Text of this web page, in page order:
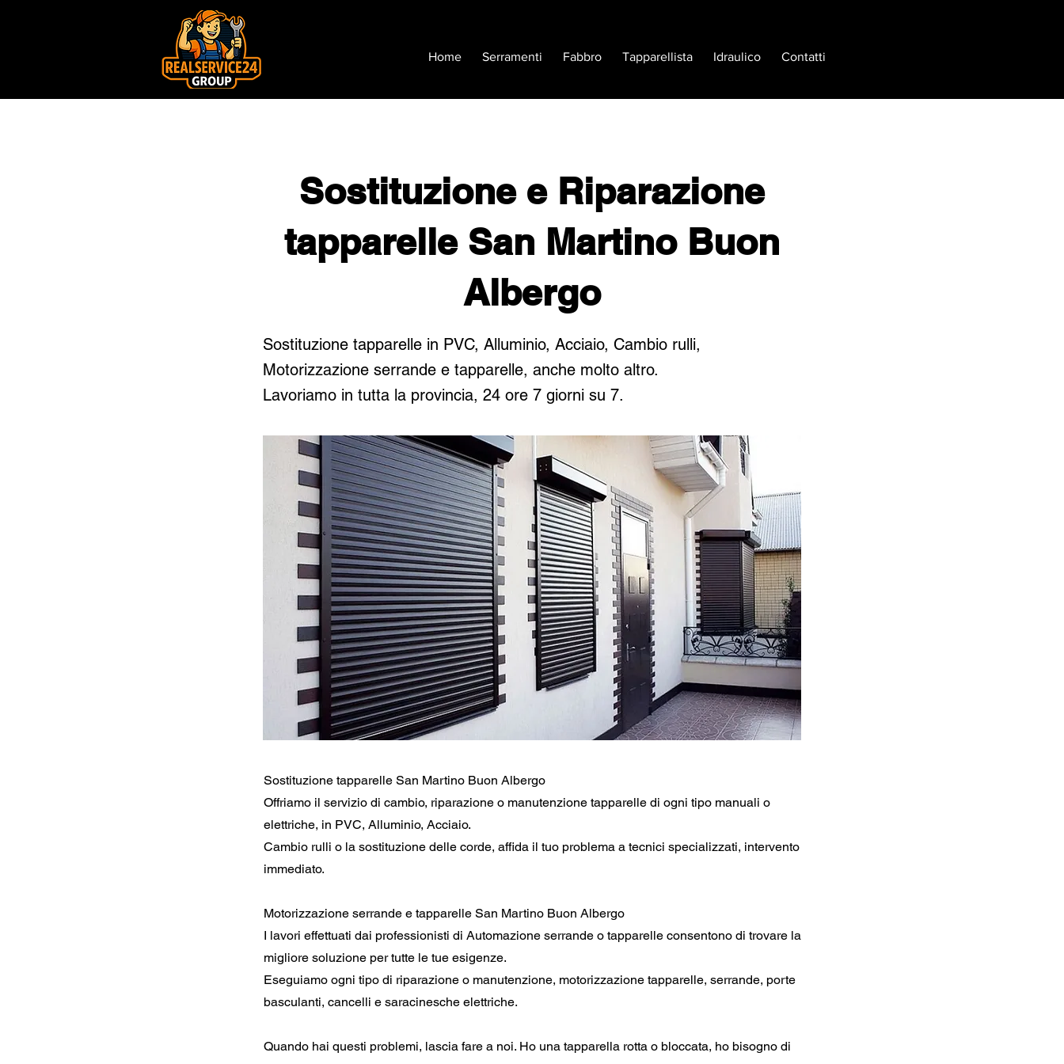
Home Serramenti Fabbro Tapparellista Idraulico Contatti
Sostituzione e Riparazione
tapparelle San Martino Buon
Albergo
Sostituzione tapparelle in PVC, Alluminio, Acciaio, Cambio rulli,
Motorizzazione serrande e tapparelle, anche molto altro.
Lavoriamo in tutta la provincia, 24 ore 7 giorni su 7.
Sostituzione tapparelle San Martino Buon Albergo
Offriamo il servizio di cambio, riparazione o manutenzione tapparelle di ogni tipo manuali o
elettriche, in PVC, Alluminio, Acciaio.
Cambio rulli o la sostituzione delle corde, affida il tuo problema a tecnici specializzati, intervento
immediato.
Motorizzazione serrande e tapparelle San Martino Buon Albergo
I lavori effettuati dai professionisti di Automazione serrande o tapparelle consentono di trovare la
migliore soluzione per tutte le tue esigenze.
Eseguiamo ogni tipo di riparazione o manutenzione, motorizzazione tapparelle, serrande, porte
basculanti, cancelli e saracinesche elettriche.
Quando hai questi problemi, lascia fare a noi. Ho una tapparella rotta o bloccata, ho bisogno di